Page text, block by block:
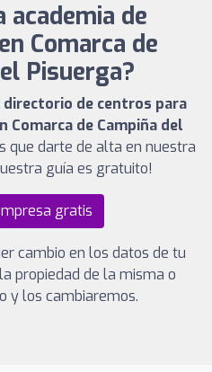
academia de
Comarca de
Pisuerga?
directorio de centros para
Comarca de Campiña del
que darte de alta en nuestra
guía es gratuito!
gratis
cambio en los datos de tu
propiedad de la misma o
y los cambiaremos.